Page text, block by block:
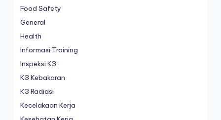
Food Safety
General
Health
Informasi Training
Inspeksi K3
K3 Kebakaran
K3 Radiasi
Kecelakaan Kerja